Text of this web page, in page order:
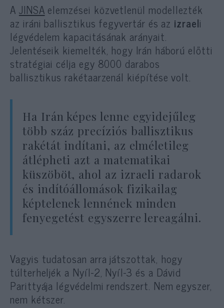
A JINSA elemzései közvetlenül modellezték
az iráni ballisztikus fegyvertár és az izraeli
légvédelem kapacitásának arányait.
Jelentéseik kiemelték, hogy Irán háború előtti
stratégiai célja egy 8000 darabos
ballisztikus rakétaarzenál kiépítése volt.
Ha Irán képes lenne egyidejűleg
több száz precíziós ballisztikus
rakétát indítani, az elméletileg
átlépheti azt a matematikai
küszöböt, ahol az izraeli radarok
és indítóállomások fizikailag
képtelenek lennének minden
fenyegetést egyszerre lereagálni.
Vagyis tudatosan arra játszottak, hogy
túlterheljék a Nyíl-2, Nyíl-3 és a Dávid
Parittyája légvédelmi rendszert. Nem egyszer,
nem kétszer.